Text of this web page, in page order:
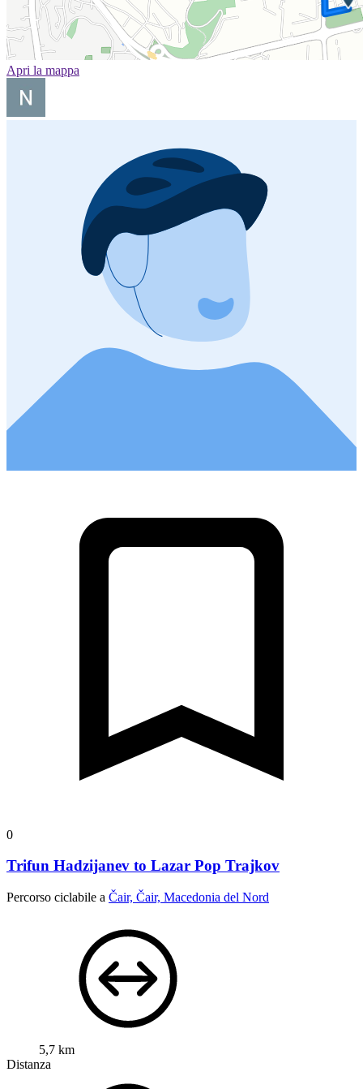
Apri la mappa
0
Trifun Hadzijanev to Lazar Pop Trajkov
Percorso ciclabile a Čair, Čair, Macedonia del Nord
5,7 km
Distanza